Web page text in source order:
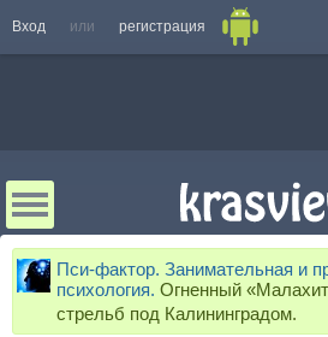
Вход или регистрация
Пси-фактор. Занимательная и
психология. Огненный
стрельб под Калининградом.